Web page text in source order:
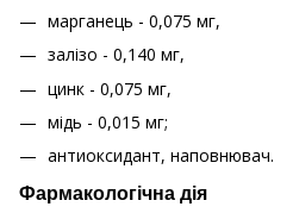
марганець - 0,075 мг,
залізо - 0,140 мг,
цинк - 0,075 мг,
мідь - 0,015 мг;
антиоксидант, наповнювач.
Фармакологічна дія